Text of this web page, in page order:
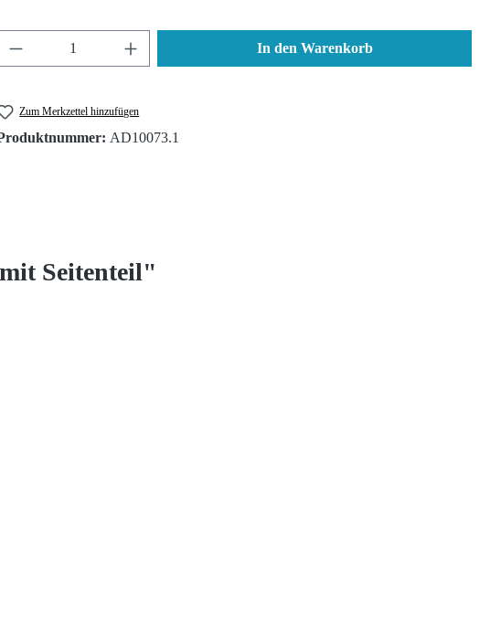
Produkt Anzahl: Gib den gewünschten Wert ein oder
In den Warenkorb
Zum Merkzettel hinzufügen
AD10073.1
Seitenteil"